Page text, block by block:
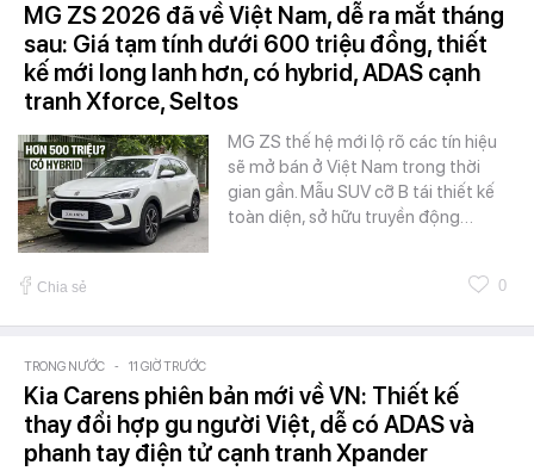
MG ZS 2026 đã về Việt Nam, dễ ra mắt tháng
sau: Giá tạm tính dưới 600 triệu đồng, thiết
kế mới long lanh hơn, có hybrid, ADAS cạnh
tranh Xforce, Seltos
MG ZS thế hệ mới lộ rõ các tín hiệu
sẽ mở bán ở Việt Nam trong thời
gian gần. Mẫu SUV cỡ B tái thiết kế
toàn diện, sở hữu truyền động…
Chia sẻ 0
TRONG NƯỚC - 11 GIỜ TRƯỚC
Kia Carens phiên bản mới về VN: Thiết kế
thay đổi hợp gu người Việt, dễ có ADAS và
phanh tay điện tử cạnh tranh Xpander